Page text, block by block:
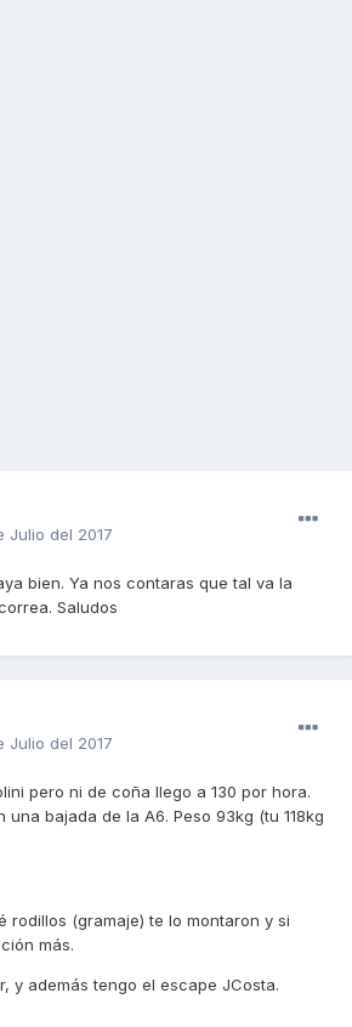
Julio del 2017
bien. Ya nos contaras que tal va la
Saludos
Julio del 2017
pero ni de coña llego a 130 por hora.
una bajada de la A6. Peso 93kg (tu 118kg
rodillos (gramaje) te lo montaron y si
más.
y además tengo el escape JCosta.